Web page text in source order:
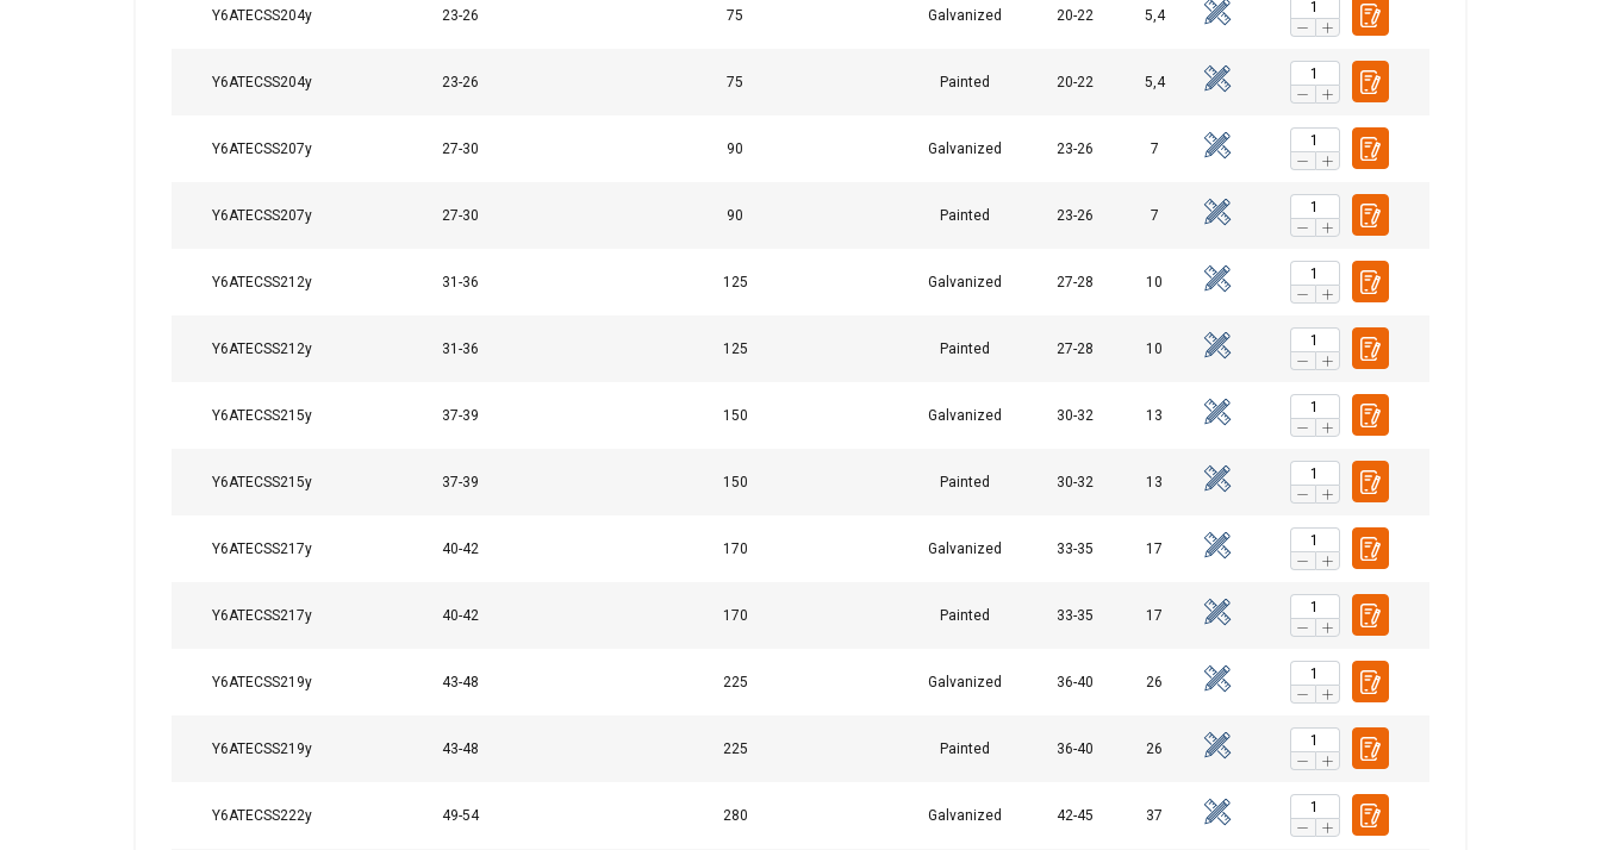
Y6ATECSS204y 23-26 75 Galvanized 20-22 5,4
Y6ATECSS204y 23-26 75 Painted 20-22 5,4
Y6ATECSS207y 27-30 90 Galvanized 23-26 7
Y6ATECSS207y 27-30 90 Painted 23-26 7
Y6ATECSS212y 31-36 125 Galvanized 27-28 10
Y6ATECSS212y 31-36 125 Painted 27-28 10
Y6ATECSS215y 37-39 150 Galvanized 30-32 13
Y6ATECSS215y 37-39 150 Painted 30-32 13
Y6ATECSS217y 40-42 170 Galvanized 33-35 17
Y6ATECSS217y 40-42 170 Painted 33-35 17
Y6ATECSS219y 43-48 225 Galvanized 36-40 26
Y6ATECSS219y 43-48 225 Painted 36-40 26
Y6ATECSS222y 49-54 280 Galvanized 42-45 37